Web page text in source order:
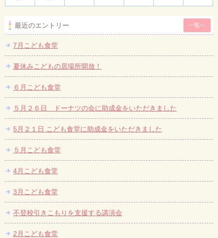
最近のエントリー 一覧へ
7月こども食堂
夏休みこどもの居場所開放！
６月こども食堂
５月２６日 ドーナツの会に助成金をいただきました
5月２１日 こども食堂に助成金をいただきました
５月こども食堂
4月こども食堂
3月こども食堂
不登校引きこもりを支援する講演会
2月こども食堂